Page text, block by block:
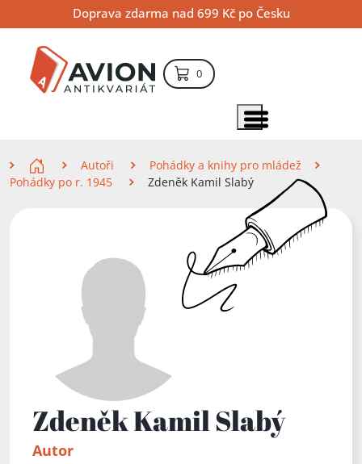
na
obsah
na
navigaci
na
vyhledávání
Doprava zdarma nad 699 Kč po Česku
0položek – košík
Zobrazit položky menu
Autoři
Pohádky a knihy pro mládež
Pohádky po r. 1945
Zdeněk Kamil Slabý
Zdeněk Kamil Slabý
Autor